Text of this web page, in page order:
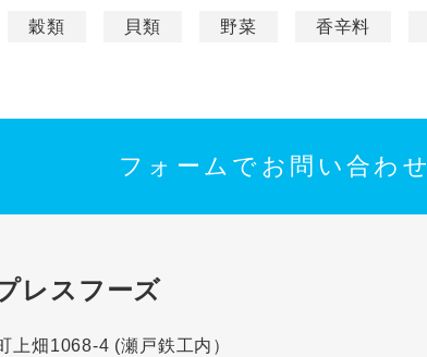
穀類 貝類 野菜 香辛料
フォームでお問い合わせ
レスフーズ
上畑1068-4 (瀬戸鉄工内）